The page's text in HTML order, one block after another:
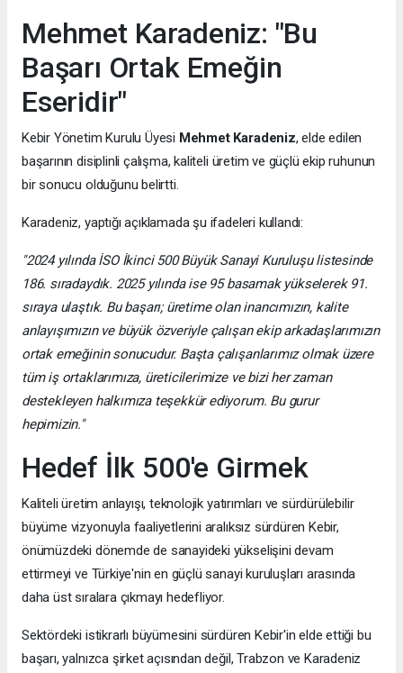
Mehmet Karadeniz: "Bu
Başarı Ortak Emeğin
Eseridir"
Kebir Yönetim Kurulu Üyesi Mehmet Karadeniz, elde edilen
başarının disiplinli çalışma, kaliteli üretim ve güçlü ekip ruhunun
bir sonucu olduğunu belirtti.
Karadeniz, yaptığı açıklamada şu ifadeleri kullandı:
"2024 yılında İSO İkinci 500 Büyük Sanayi Kuruluşu listesinde
186. sıradaydık. 2025 yılında ise 95 basamak yükselerek 91.
sıraya ulaştık. Bu başarı; üretime olan inancımızın, kalite
anlayışımızın ve büyük özveriyle çalışan ekip arkadaşlarımızın
ortak emeğinin sonucudur. Başta çalışanlarımız olmak üzere
tüm iş ortaklarımıza, üreticilerimize ve bizi her zaman
destekleyen halkımıza teşekkür ediyorum. Bu gurur
hepimizin."
Hedef İlk 500'e Girmek
Kaliteli üretim anlayışı, teknolojik yatırımları ve sürdürülebilir
büyüme vizyonuyla faaliyetlerini aralıksız sürdüren Kebir,
önümüzdeki dönemde de sanayideki yükselişini devam
ettirmeyi ve Türkiye'nin en güçlü sanayi kuruluşları arasında
daha üst sıralara çıkmayı hedefliyor.
Sektördeki istikrarlı büyümesini sürdüren Kebir'in elde ettiği bu
başarı, yalnızca şirket açısından değil, Trabzon ve Karadeniz